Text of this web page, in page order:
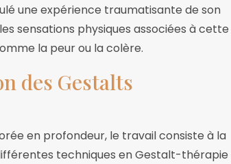
une expérience traumatisante de son
sensations physiques associées à cette
la peur ou la colère.
des Gestalts
en profondeur, le travail consiste à la
techniques en Gestalt-thérapie